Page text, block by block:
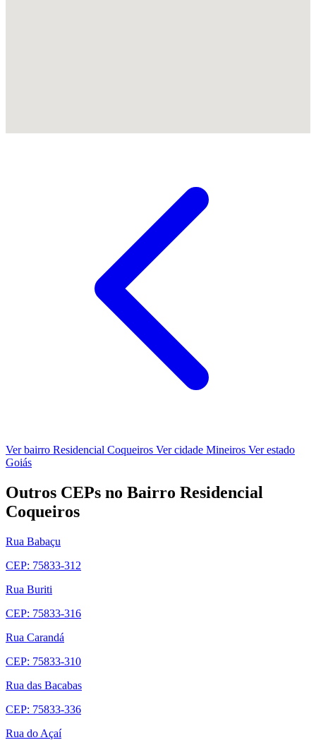
Ver bairro Residencial Coqueiros Ver cidade Mineiros Ver estado
Goiás
Outros CEPs no Bairro Residencial
Coqueiros
Rua Babaçu
CEP: 75833-312
Rua Buriti
CEP: 75833-316
Rua Carandá
CEP: 75833-310
Rua das Bacabas
CEP: 75833-336
Rua do Açaí